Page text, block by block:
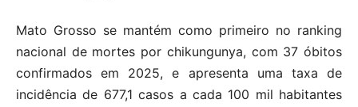
Mato Grosso se mantém como primeiro no ranking
nacional de mortes por chikungunya, com 37 óbitos
confirmados em 2025, e apresenta uma taxa de
incidência de 677,1 casos a cada 100 mil habitantes